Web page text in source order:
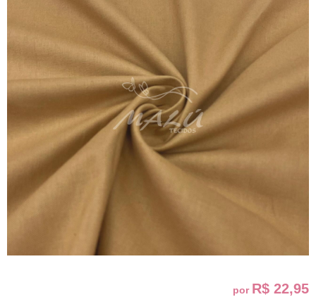
por R$ 22,95